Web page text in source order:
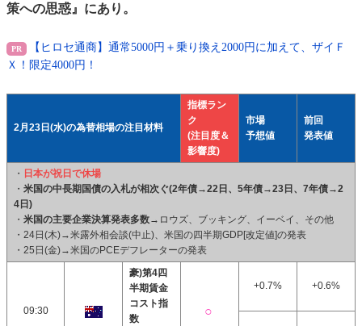
策への思惑』にあり。
【ヒロセ通商】通常5000円＋乗り換え2000円に加えて、ザイＦ
Ｘ！限定4000円！
2月23日(水)の為替相場の注目材料
指標ラン
ク
(注目度＆
影響度)
市場
予想値
前回
発表値
・ 日本が祝日で休場
・ 米国の中長期国債の入札が相次ぐ(2年債→22日、5年債→23日、7年債→2
4日)
・ 米国の主要企業決算発表多数→ロウズ、ブッキング、イーベイ、その他
・24日(木)→米露外相会談(中止)、米国の四半期GDP[改定値]の発表
・25日(金)→米国のPCEデフレーターの発表
09:30
豪)第4四
半期賃金
コスト指
数
+0.7% +0.6%